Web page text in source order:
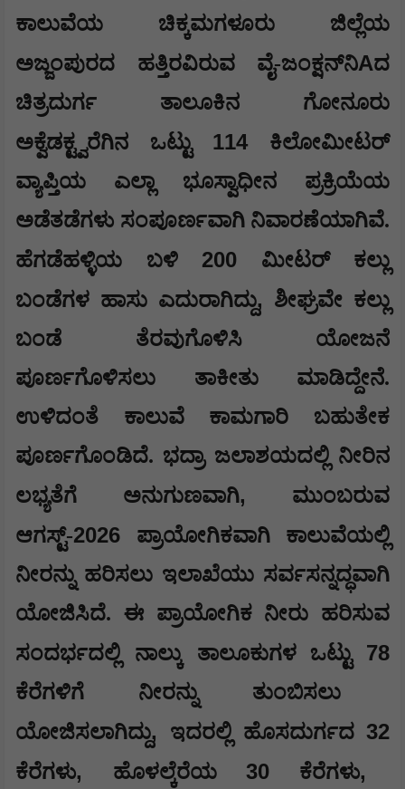
ಕಾಲುವೆಯ ಚಿಕ್ಕಮಗಳೂರು ಜಿಲ್ಲೆಯ
ಅಜ್ಜಂಪುರದ ಹತ್ತಿರವಿರುವ ವೈ-ಜಂಕ್ಷನ್‌ನಿAದ
ಚಿತ್ರದುರ್ಗ ತಾಲೂಕಿನ ಗೋನೂರು
ಅಕ್ವೆಡಕ್ಟ್ವರೆಗಿನ ಒಟ್ಟು 114 ಕಿಲೋಮೀಟರ್
ವ್ಯಾಪ್ತಿಯ ಎಲ್ಲಾ ಭೂಸ್ವಾಧೀನ ಪ್ರಕ್ರಿಯೆಯ
ಅಡೆತಡೆಗಳು ಸಂಪೂರ್ಣವಾಗಿ ನಿವಾರಣೆಯಾಗಿವೆ.
ಹೆಗಡೆಹಳ್ಳಿಯ ಬಳಿ 200 ಮೀಟರ್ ಕಲ್ಲು
ಬಂಡೆಗಳ ಹಾಸು ಎದುರಾಗಿದ್ದು, ಶೀಘ್ರವೇ ಕಲ್ಲು
ಬಂಡೆ ತೆರವುಗೊಳಿಸಿ ಯೋಜನೆ
ಪೂರ್ಣಗೊಳಿಸಲು ತಾಕೀತು ಮಾಡಿದ್ದೇನೆ.
ಉಳಿದಂತೆ ಕಾಲುವೆ ಕಾಮಗಾರಿ ಬಹುತೇಕ
ಪೂರ್ಣಗೊಂಡಿದೆ. ಭದ್ರಾ ಜಲಾಶಯದಲ್ಲಿ ನೀರಿನ
ಲಭ್ಯತೆಗೆ ಅನುಗುಣವಾಗಿ, ಮುಂಬರುವ
ಆಗಸ್ಟ್-2026 ಪ್ರಾಯೋಗಿಕವಾಗಿ ಕಾಲುವೆಯಲ್ಲಿ
ನೀರನ್ನು ಹರಿಸಲು ಇಲಾಖೆಯು ಸರ್ವಸನ್ನದ್ಧವಾಗಿ
ಯೋಜಿಸಿದೆ. ಈ ಪ್ರಾಯೋಗಿಕ ನೀರು ಹರಿಸುವ
ಸಂದರ್ಭದಲ್ಲಿ ನಾಲ್ಕು ತಾಲೂಕುಗಳ ಒಟ್ಟು 78
ಕೆರೆಗಳಿಗೆ ನೀರನ್ನು ತುಂಬಿಸಲು
ಯೋಜಿಸಲಾಗಿದ್ದು, ಇದರಲ್ಲಿ ಹೊಸದುರ್ಗದ 32
ಕೆರೆಗಳು, ಹೊಳಲ್ಕೆರೆಯ 30 ಕೆರೆಗಳು,